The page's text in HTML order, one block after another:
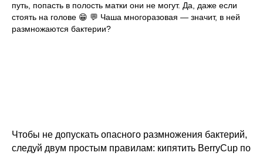
путь, попасть в полость матки они не могут. Да, даже если
стоять на голове 😁 💬 Чаша многоразовая — значит, в ней
размножаются бактерии?
Чтобы не допускать опасного размножения бактерий,
следуй двум простым правилам: кипятить BerryCup по